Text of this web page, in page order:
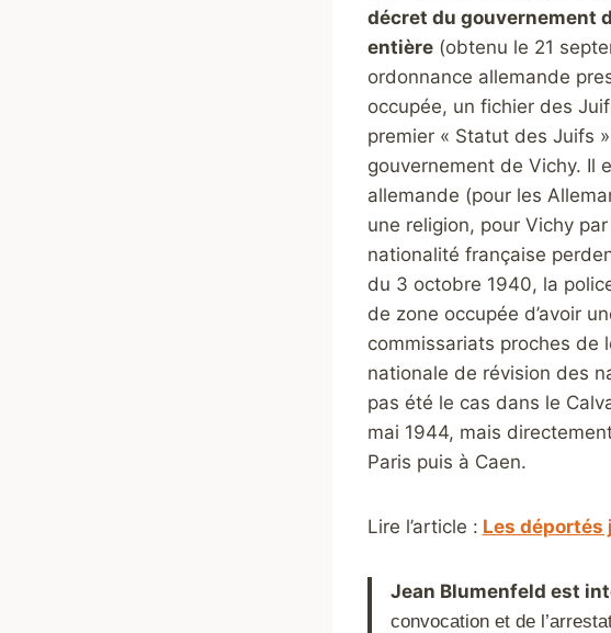
décret du gouvernement
entière(obtenu le 21
ordonnance allemande
occupée, un fichier des
premier « Statut des Juifs
gouvernement de Vichy. Il
allemande (pour les
une religion, pour Vichy
nationalité française
du 3 octobre 1940, la
de zone occupée d’avoir
commissariats proches de
nationale de révision des
pas été le cas dans le
mai 1944, mais
Paris puis à Caen.
Lire l’article : Les déportés
Jean Blumenfeld est
convocation et de